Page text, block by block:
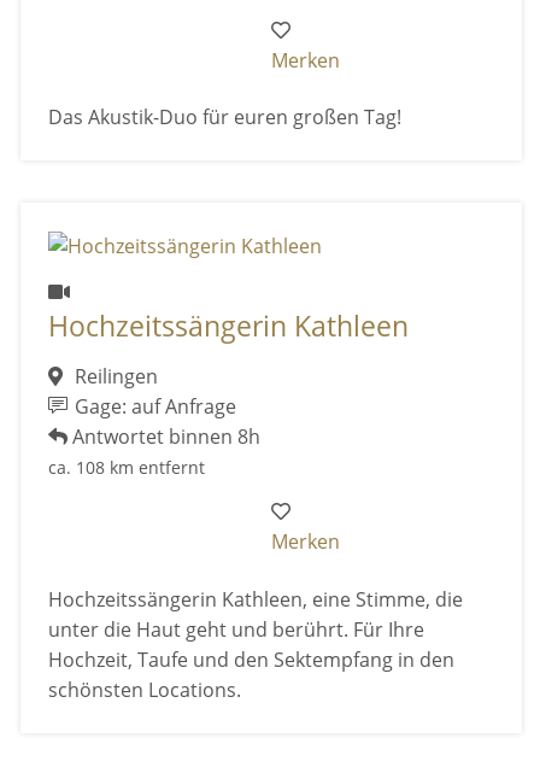
Merken
Das Akustik-Duo für euren großen Tag!
Hochzeitssängerin Kathleen
Reilingen
Gage: auf Anfrage
Antwortet binnen 8h
ca. 108 km entfernt
Merken
Hochzeitssängerin Kathleen, eine Stimme, die
unter die Haut geht und berührt. Für Ihre
Hochzeit, Taufe und den Sektempfang in den
schönsten Locations.